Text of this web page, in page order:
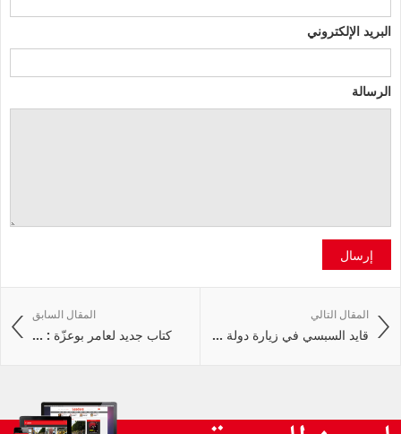
البريد الإلكتروني
الرسالة
إرسال
المقال السابق
كتاب جديد لعامر بوعزّة : ...
المقال التالي
قايد السبسي في زيارة دولة ...